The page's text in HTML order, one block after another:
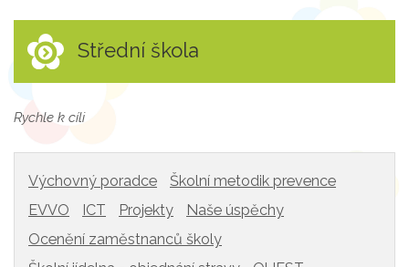
Střední škola
Rychle k cíli
Výchovný poradce
Školní metodik prevence
EVVO
ICT Projekty
Naše úspěchy
Ocenění zaměstnanců školy